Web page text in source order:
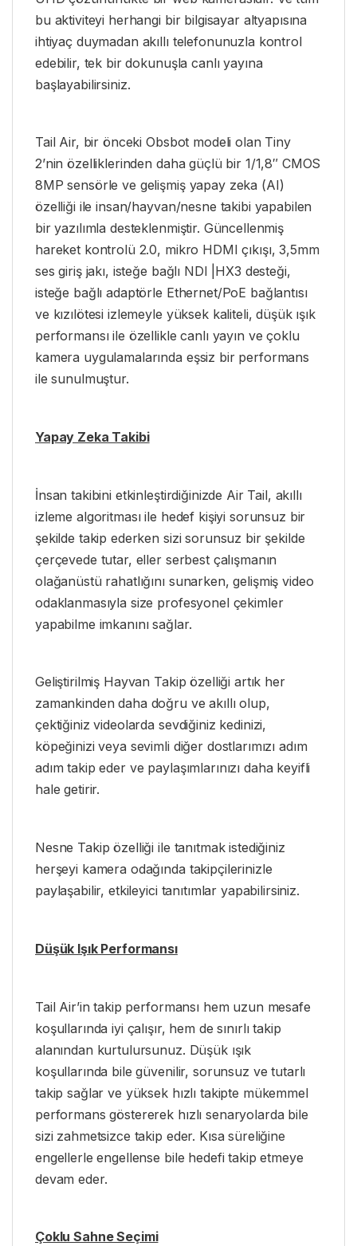
bu aktiviteyi herhangi bir bilgisayar altyapısına
ihtiyaç duymadan akıllı telefonunuzla kontrol
edebilir, tek bir dokunuşla canlı yayına
başlayabilirsiniz.
Tail Air, bir önceki Obsbot modeli olan Tiny
2’nin özelliklerinden daha güçlü bir 1/1,8″ CMOS
8MP sensörle ve gelişmiş yapay zeka (AI)
özelliği ile insan/hayvan/nesne takibi yapabilen
bir yazılımla desteklenmiştir. Güncellenmiş
hareket kontrolü 2.0, mikro HDMI çıkışı, 3,5mm
ses giriş jakı, isteğe bağlı NDI |HX3 desteği,
isteğe bağlı adaptörle Ethernet/PoE bağlantısı
ve kızılötesi izlemeyle yüksek kaliteli, düşük ışık
performansı ile özellikle canlı yayın ve çoklu
kamera uygulamalarında eşsiz bir performans
ile sunulmuştur.
Yapay Zeka Takibi
İnsan takibini etkinleştirdiğinizde Air Tail, akıllı
izleme algoritması ile hedef kişiyi sorunsuz bir
şekilde takip ederken sizi sorunsuz bir şekilde
çerçevede tutar, eller serbest çalışmanın
olağanüstü rahatlığını sunarken, gelişmiş video
odaklanmasıyla size profesyonel çekimler
yapabilme imkanını sağlar.
Geliştirilmiş Hayvan Takip özelliği artık her
zamankinden daha doğru ve akıllı olup,
çektiğiniz videolarda sevdiğiniz kedinizi,
köpeğinizi veya sevimli diğer dostlarımızı adım
adım takip eder ve paylaşımlarınızı daha keyifli
hale getirir.
Nesne Takip özelliği ile tanıtmak istediğiniz
herşeyi kamera odağında takipçilerinizle
paylaşabilir, etkileyici tanıtımlar yapabilirsiniz.
Düşük Işık Performansı
Tail Air’in takip performansı hem uzun mesafe
koşullarında iyi çalışır, hem de sınırlı takip
alanından kurtulursunuz. Düşük ışık
koşullarında bile güvenilir, sorunsuz ve tutarlı
takip sağlar ve yüksek hızlı takipte mükemmel
performans göstererek hızlı senaryolarda bile
sizi zahmetsizce takip eder. Kısa süreliğine
engellerle engellense bile hedefi takip etmeye
devam eder.
Çoklu Sahne Seçimi